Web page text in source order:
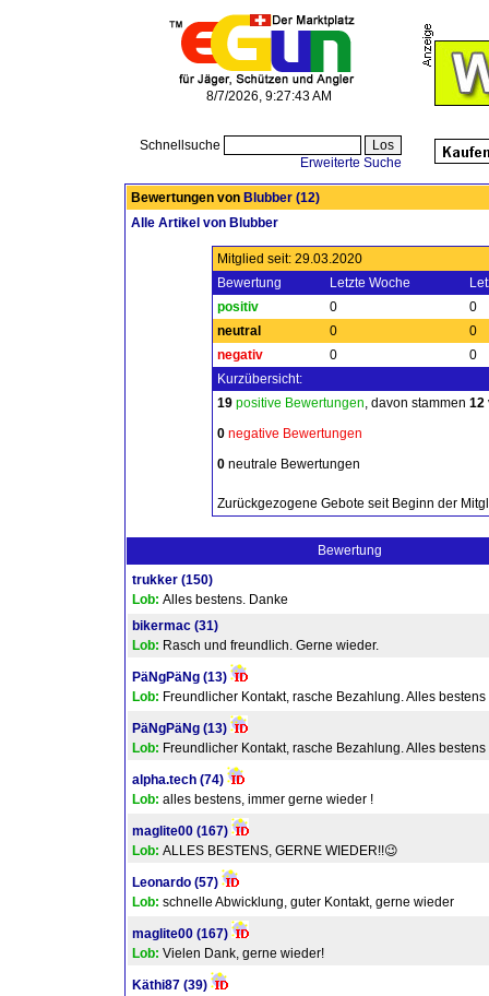
8/7/2026, 9:27:43 AM
Schnellsuche
Erweiterte Suche
Bewertungen von Blubber (12)
Alle Artikel von Blubber
Mitglied seit: 29.03.2020
Bewertung
Letzte Woche
positiv
0
0
neutral
0
0
negativ
0
0
Kurzübersicht:
19 positive Bewertungen, davon stammen 12
0 negative Bewertungen
0 neutrale Bewertungen
Zurückgezogene Gebote seit Beginn der
Bewertung
trukker (150)
Lob: Alles bestens. Danke
bikermac (31)
Lob: Rasch und freundlich. Gerne wieder.
PäNgPäNg (13)
Lob: Freundlicher Kontakt, rasche Bezahlung. Alles
PäNgPäNg (13)
Lob: Freundlicher Kontakt, rasche Bezahlung. Alles
alpha.tech (74)
Lob: alles bestens, immer gerne wieder !
maglite00 (167)
Lob: ALLES BESTENS, GERNE WIEDER!!😉
Leonardo (57)
Lob: schnelle Abwicklung, guter Kontakt, gerne wieder
maglite00 (167)
Lob: Vielen Dank, gerne wieder!
Käthi87 (39)